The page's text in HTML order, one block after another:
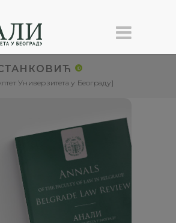
Универзитета у Београду]